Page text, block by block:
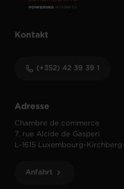
Adresse
Chambre de commerce
7, rue Alcide de Gasperi
L-1615 Luxembourg-Kirchberg
Anfahrt
Kontakt
(+352) 42 39 39 1